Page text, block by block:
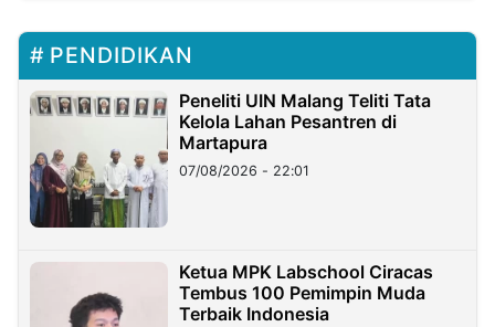
PENDIDIKAN
Peneliti UIN Malang Teliti Tata
Kelola Lahan Pesantren di
Martapura
07/08/2026 - 22:01
Ketua MPK Labschool Ciracas
Tembus 100 Pemimpin Muda
Terbaik Indonesia